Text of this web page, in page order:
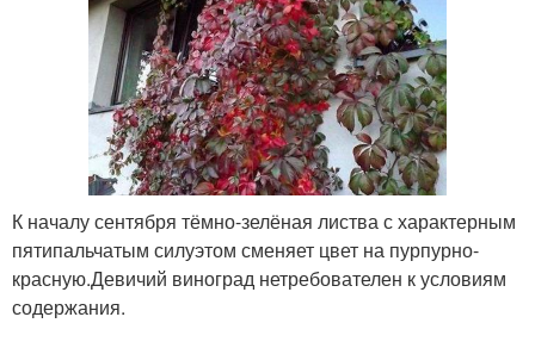
К началу сентября тёмно-зелёная листва с характерным
пятипальчатым силуэтом сменяет цвет на пурпурно-
красную.Девичий виноград нетребователен к условиям
содержания.